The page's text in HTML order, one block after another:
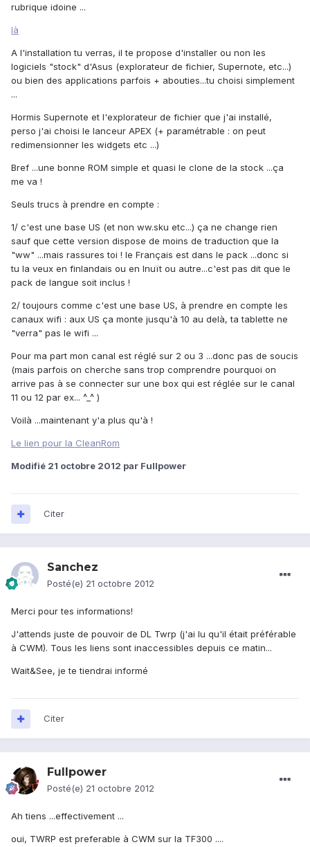
rubrique idoine ...
là
A l'installation tu verras, il te propose d'installer ou non les
logiciels "stock" d'Asus (explorateur de fichier, Supernote, etc...)
ou bien des applications parfois + abouties...tu choisi simplement
...
Hormis Supernote et l'explorateur de fichier que j'ai installé,
perso j'ai choisi le lanceur APEX (+ paramétrable : on peut
redimensionner les widgets etc ...)
Bref ...une bonne ROM simple et quasi le clone de la stock ...ça
me va !
Seuls trucs à prendre en compte :
1/ c'est une base US (et non ww.sku etc...) ça ne change rien
sauf que cette version dispose de moins de traduction que la
"ww" ...mais rassures toi ! le Français est dans le pack ...donc si
tu la veux en finlandais ou en Inuït ou autre...c'est pas dit que le
pack de langue soit inclus !
2/ toujours comme c'est une base US, à prendre en compte les
canaux wifi : aux US ça monte jusqu'à 10 au delà, ta tablette ne
"verra" pas le wifi ...
Pour ma part mon canal est réglé sur 2 ou 3 ...donc pas de soucis
(mais parfois on cherche sans trop comprendre pourquoi on
arrive pas à se connecter sur une box qui est réglée sur le canal
11 ou 12 par ex... ^_^ )
Voilà ...maintenant y'a plus qu'à !
Le lien pour la CleanRom
Modifié 21 octobre 2012 par Fullpower
Citer
Sanchez
Posté(e) 21 octobre 2012
Merci pour tes informations!
J'attends juste de pouvoir de DL Twrp (j'ai lu qu'il était préférable
à CWM). Tous les liens sont inaccessibles depuis ce matin...
Wait&See, je te tiendrai informé
Citer
Fullpower
Posté(e) 21 octobre 2012
Ah tiens ...effectivement ...
oui, TWRP est preferable à CWM sur la TF300 ....